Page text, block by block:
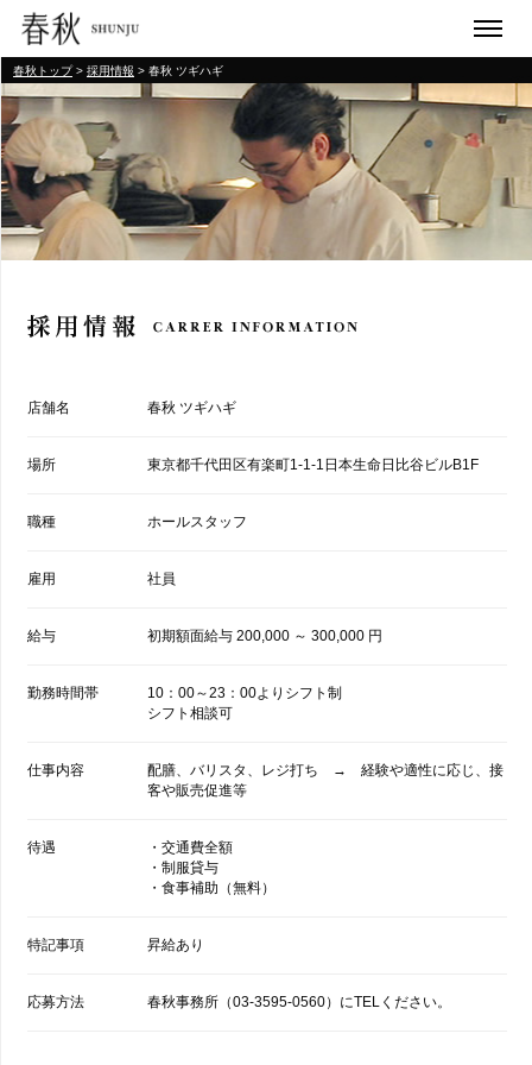
春秋トップ> 採用情報 > 春秋 ツギハギ
店舗名 春秋 ツギハギ
場所 東京都千代田区有楽町1-1-1日本生命日比谷ビルB1F
職種 ホールスタッフ
雇用 社員
給与 初期額面給与 200,000 ～ 300,000 円
勤務時間帯
10：00～23：00よりシフト制
シフト相談可
仕事内容
配膳、バリスタ、レジ打ち → 経験や適性に応じ、接
客や販売促進等
待遇
・交通費全額
・制服貸与
・食事補助（無料）
特記事項 昇給あり
応募方法 春秋事務所（03-3595-0560）にTELください。